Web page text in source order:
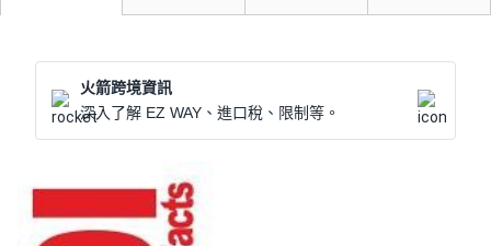
火箭跨境資訊
深入了解 EZ WAY、進口稅、限制等。